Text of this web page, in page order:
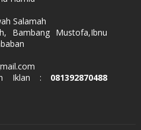
Salamah
Bambang Mustofa,Ibnu
Iklan : 081392870488